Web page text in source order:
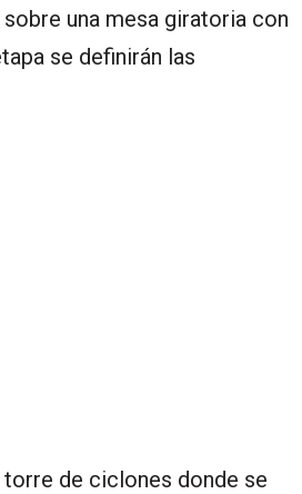
una mesa giratoria con
se definirán las
torre de ciclones donde se